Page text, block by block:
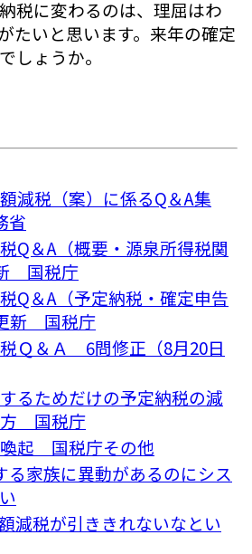
税に変わるのは、理屈はわ
たいと思います。来年の確定
しょうか。
減税（案）に係るQ＆A集
省
Q＆A（概要・源泉所得税関
国税庁
Q＆A（予定納税・確定申告
新 国税庁
Ｑ＆Ａ 6問修正（8月20日
るためだけの予定納税の減
方 国税庁
起 国税庁その他
る家族に異動があるのにシス
減税が引ききれないなとい